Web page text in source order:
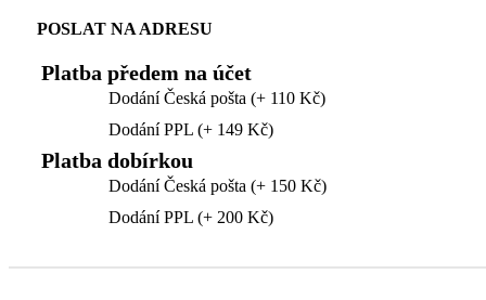
POSLAT NA ADRESU
Platba předem na účet
Dodání Česká pošta (+ 110 Kč)
Dodání PPL (+ 149 Kč)
Platba dobírkou
Dodání Česká pošta (+ 150 Kč)
Dodání PPL (+ 200 Kč)